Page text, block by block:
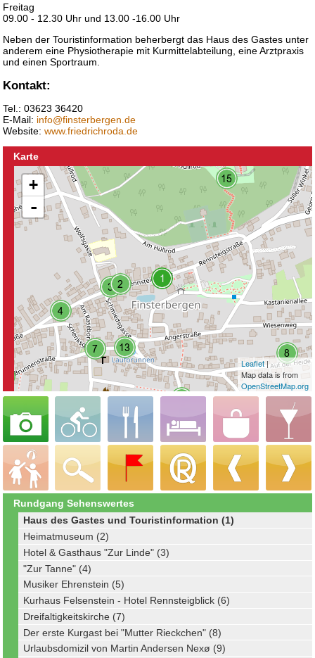
Freitag
09.00 - 12.30 Uhr und 13.00 -16.00 Uhr
Neben der Touristinformation beherbergt das Haus des Gastes unter
anderem eine Physiotherapie mit Kurmittelabteilung, eine Arztpraxis
und einen Sportraum.
Kontakt:
Tel.: 03623 36420
E-Mail: info@finsterbergen.de
Website:www.friedrichroda.de
Karte
+
-
Leaflet|
Map data is from
OpenStreetMap.org
Rundgang Sehenswertes
Haus des Gastes und Touristinformation (1)
Heimatmuseum (2)
Hotel & Gasthaus "Zur Linde" (3)
"Zur Tanne" (4)
Musiker Ehrenstein (5)
Kurhaus Felsenstein - Hotel Rennsteigblick (6)
Dreifaltigkeitskirche (7)
Der erste Kurgast bei "Mutter Rieckchen" (8)
Urlaubsdomizil von Martin Andersen Nexø (9)